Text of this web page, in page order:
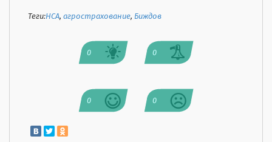
Теги:НСА,агрострахование, Биждов
0 0
0 0